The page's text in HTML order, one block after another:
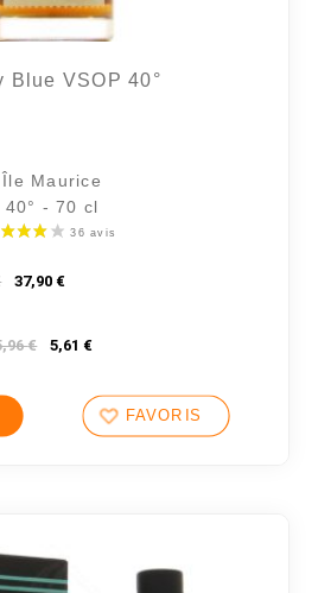
Blue VSOP 40°
Île Maurice
40° - 70 cl
Le prix initial était : 42,90 €.
37,90 €Le prix actuel est : 37,90 €.
€ Le prix initial était : 5,96 €.
5,61 €Le prix actuel est : 5,61 €.
FAVORIS